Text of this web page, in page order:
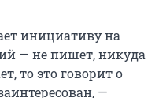
инициативу на
— не пишет, никуда
то это говорит о
—